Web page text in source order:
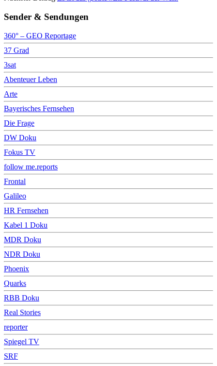
Sender & Sendungen
360° – GEO Reportage
37 Grad
3sat
Abenteuer Leben
Arte
Bayerisches Fernsehen
Die Frage
DW Doku
Fokus TV
follow me.reports
Frontal
Galileo
HR Fernsehen
Kabel 1 Doku
MDR Doku
NDR Doku
Phoenix
Quarks
RBB Doku
Real Stories
reporter
Spiegel TV
SRF